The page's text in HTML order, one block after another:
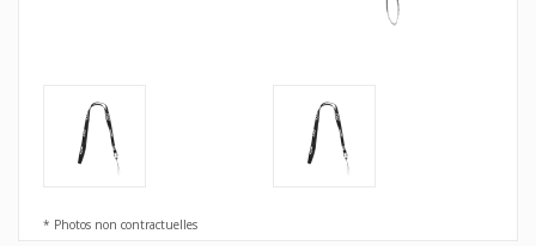
* Photos non contractuelles